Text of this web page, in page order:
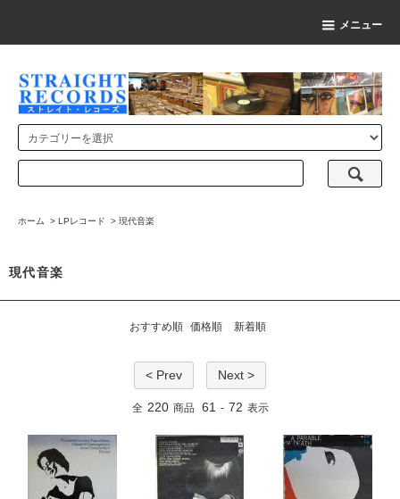
メニュー
ホーム > LPレコード > 現代音楽
現代音楽
おすすめ順 価格順 新着順
< Prev Next >
全 220 商品 61 - 72 表示